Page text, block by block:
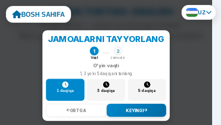
BOSH SAHIFA UZ
ARQON TORTISH: ENGLISH
To'g'ri javob — arqon siz tomonga tortiladi.
Noto'g'ri javob — arqon raqib tomonga siljiydi va darhol
yangi savol chiqadi.
JAMOALARNI TAYYORLANG
1
Vaqt
2
Jamoalar
O'yin vaqti
1, 3 yoki 5 daqiqani tanlang
1 daqiqa 3 daqiqa 5 daqiqa
ORTGA KEYINGI